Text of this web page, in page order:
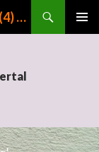
Menschheit gegen Krieg – Artikel 20 (4) GG